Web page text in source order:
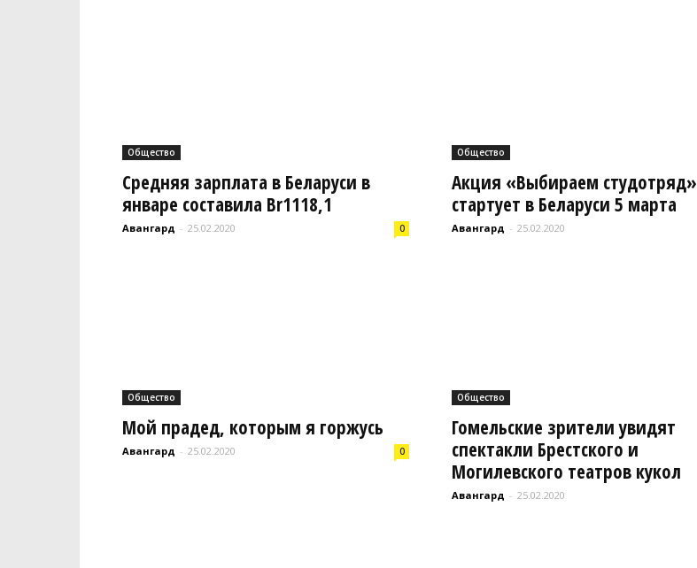
Газета
Общество
Средняя зарплата в Беларуси в
январе составила Br1118,1
Авангард - 25.02.2020 0
Общество
Акция «Выбираем студотряд»
стартует в Беларуси 5 марта
Авангард - 25.02.2020
Общество
Мой прадед, которым я горжусь
Авангард - 25.02.2020 0
Общество
Гомельские зрители увидят
спектакли Брестского и
Могилевского театров кукол
Авангард - 25.02.2020